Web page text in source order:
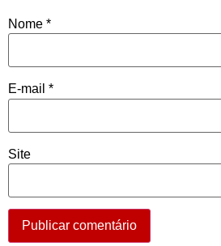
Nome *
E-mail *
Site